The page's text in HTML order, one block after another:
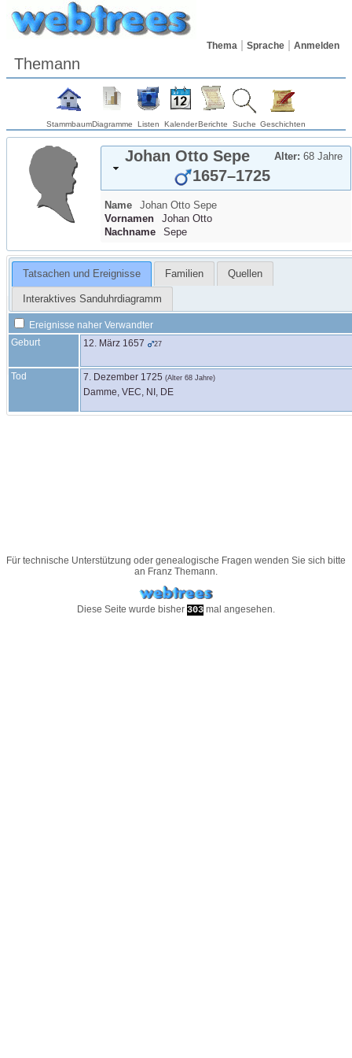
Thema Sprache Anmelden
Themann
StammbaumDiagramme Listen KalenderBerichte Suche Geschichten
Johan Otto Sepe Alter: 68 Jahre
1657–1725
Name Johan Otto Sepe
Vornamen
Johan Otto
Nachname
Sepe
Tatsachen und Ereignisse Familien Quellen
Interaktives Sanduhrdiagramm
Ereignisse naher Verwandter
Geburt
12. März 1657 27
Tod 7. Dezember 1725 (Alter 68 Jahre)
Damme, VEC, NI, DE
Für technische Unterstützung oder genealogische Fragen wenden Sie sich bitte
an Franz Themann.
Diese Seite wurde bisher 303 mal angesehen.